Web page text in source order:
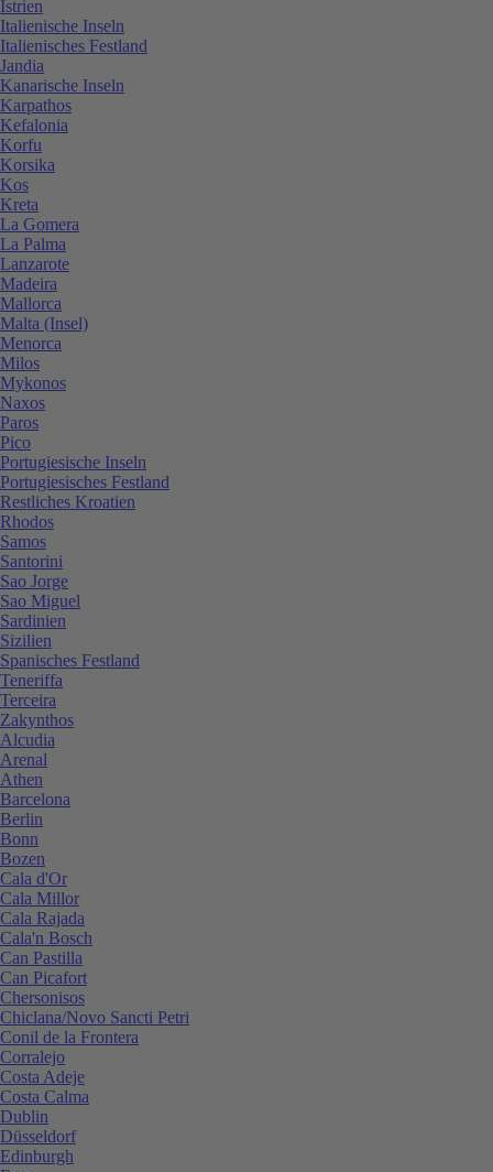
Istrien
Italienische Inseln
Italienisches Festland
Jandia
Kanarische Inseln
Karpathos
Kefalonia
Korfu
Korsika
Kos
Kreta
La Gomera
La Palma
Lanzarote
Madeira
Mallorca
Malta (Insel)
Menorca
Milos
Mykonos
Naxos
Paros
Pico
Portugiesische Inseln
Portugiesisches Festland
Restliches Kroatien
Rhodos
Samos
Santorini
Sao Jorge
Sao Miguel
Sardinien
Sizilien
Spanisches Festland
Teneriffa
Terceira
Zakynthos
Alcudia
Arenal
Athen
Barcelona
Berlin
Bonn
Bozen
Cala d'Or
Cala Millor
Cala Rajada
Cala'n Bosch
Can Pastilla
Can Picafort
Chersonisos
Chiclana/Novo Sancti Petri
Conil de la Frontera
Corralejo
Costa Adeje
Costa Calma
Dublin
Düsseldorf
Edinburgh